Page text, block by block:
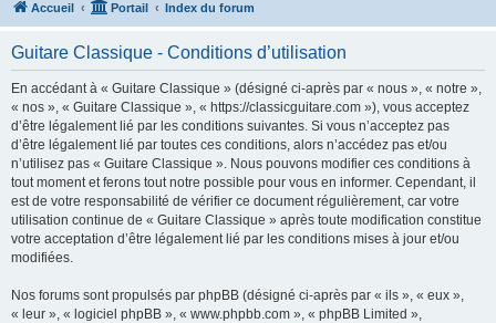
Accueil Portail Index du forum
Guitare Classique - Conditions d’utilisation
En accédant à « Guitare Classique » (désigné ci-après par « nous », « notre »,
« nos », « Guitare Classique », « https://classicguitare.com »), vous acceptez
d’être légalement lié par les conditions suivantes. Si vous n’acceptez pas
d’être légalement lié par toutes ces conditions, alors n’accédez pas et/ou
n’utilisez pas « Guitare Classique ». Nous pouvons modifier ces conditions à
tout moment et ferons tout notre possible pour vous en informer. Cependant, il
est de votre responsabilité de vérifier ce document régulièrement, car votre
utilisation continue de « Guitare Classique » après toute modification constitue
votre acceptation d’être légalement lié par les conditions mises à jour et/ou
modifiées.
Nos forums sont propulsés par phpBB (désigné ci-après par « ils », « eux »,
« leur », « logiciel phpBB », « www.phpbb.com », « phpBB Limited »,